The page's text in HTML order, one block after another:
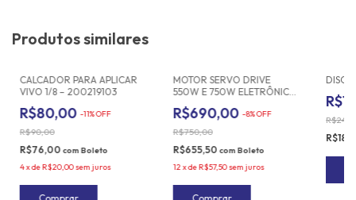
Produtos similares
CALCADOR PARA APLICAR
VIVO 1/8 – 200219103
R$80,00 -11%OFF
R$90,00
R$76,00 com Boleto
4xdeR$20,00sem juros
MOTOR SERVO DRIVE
550W E 750W ELETRÔNICO
FALONI 220V
R$690,00 -8%OFF
R$750,00
R$655,50 com Boleto
12xdeR$57,50sem juros